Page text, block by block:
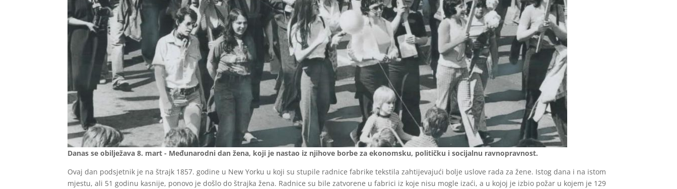
Danas se obilježava 8. mart - Međunarodni dan žena, koji je nastao iz njihove borbe za ekonomsku, političku i socijalnu ravnopravnost.
Ovaj dan podsjetnik je na štrajk 1857. godine u New Yorku u koji su stupile radnice fabrike tekstila zahtijevajući bolje uslove rada za žene. Istog dana i na istom
mjestu, ali 51 godinu kasnije, ponovo je došlo do štrajka žena. Radnice su bile zatvorene u fabrici iz koje nisu mogle izaći, a u kojoj je izbio požar u kojem je 129